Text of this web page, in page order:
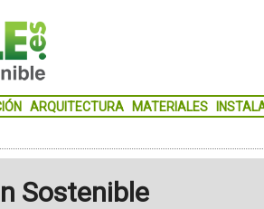
ARQUITECTURA MATERIALES
Sostenible